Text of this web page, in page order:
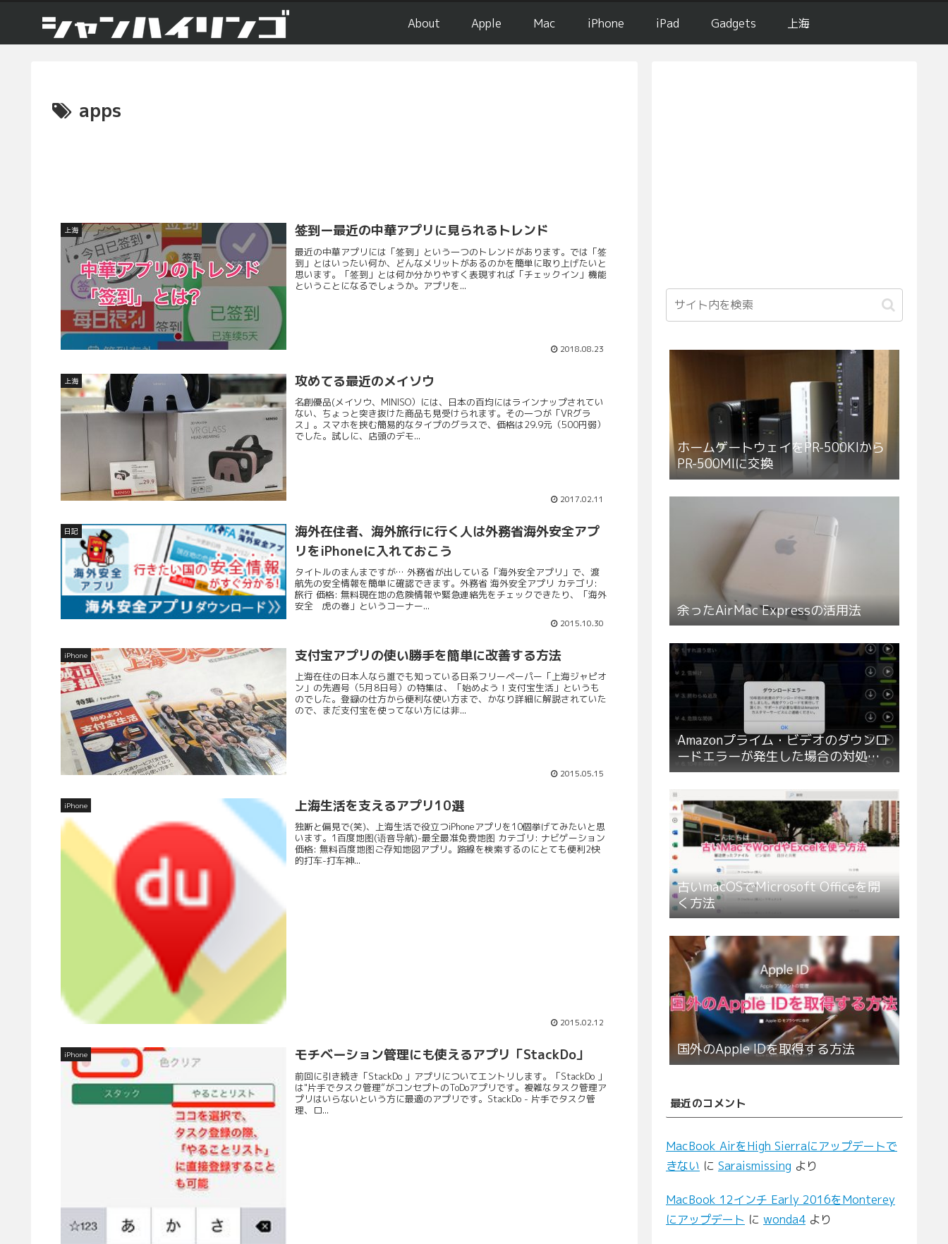
About Apple Mac iPhone iPad Gadgets 上海
apps
上海 签到ー最近の中華アプリに見られるトレンド
最近の中華アプリには「签到」という一つのトレンドがあります。では「签
到」とはいったい何か、どんなメリットがあるのかを簡単に取り上げたいと
思います。「签到」とは何か分かりやすく表現すれば「チェックイン」機能
ということになるでしょうか。アプリを...
2018.08.23
上海 攻めてる最近のメイソウ
名創優品(メイソウ、MINISO）には、日本の百均にはラインナップされてい
ない、ちょっと突き抜けた商品も見受けられます。その一つが「VRグラ
ス」。スマホを挟む簡易的なタイプのグラスで、価格は29.9元（500円弱）
でした。試しに、店頭のデモ...
2017.02.11
日記
海外在住者、海外旅行に行く人は外務省海外安全アプ
リをiPhoneに入れておこう
タイトルのまんまですが… 外務省が出している「海外安全アプリ」で、渡
航先の安全情報を簡単に確認できます。外務省 海外安全アプリ カテゴリ:
旅行 価格: 無料現在地の危険情報や緊急連絡先をチェックできたり、「海外
安全 虎の巻」というコーナー...
2015.10.30
iPhone 支付宝アプリの使い勝手を簡単に改善する方法
上海在住の日本人なら誰でも知っている日系フリーペーパー「上海ジャピオ
ン」の先週号（5月8日号）の特集は、「始めよう！支付宝生活」というも
のでした。登録の仕方から便利な使い方まで、かなり詳細に解説されていた
ので、まだ支付宝を使ってない方には非...
2015.05.15
iPhone 上海生活を支えるアプリ10選
独断と偏見で(笑)、上海生活で役立つiPhoneアプリを10個挙げてみたいと思
います。1百度地图(语音导航)-最全最准免费地图 カテゴリ: ナビゲーション
価格: 無料百度地图ご存知地図アプリ。路線を検索するのにとても便利2快
的打车-打车神...
2015.02.12
iPhone モチベーション管理にも使えるアプリ「StackDo」
前回に引き続き「StackDo 」アプリについてエントリします。「StackDo 」
は"片手でタスク管理”がコンセプトのToDoアプリです。複雑なタスク管理ア
プリはいらないという方に最適のアプリです。StackDo - 片手でタスク管
理、ロ...
ホームゲートウェイをPR-500KIから
PR-500MIに交換
余ったAirMac Expressの活用法
Amazonプライム・ビデオのダウンロ
ードエラーが発生した場合の対処方
法
古いmacOSでMicrosoft Officeを開
く方法
国外のApple IDを取得する方法
最近のコメント
MacBook AirをHigh Sierraにアップデートで
きない に Saraismissing より
MacBook 12インチ Early 2016をMonterey
にアップデート に wonda4 より